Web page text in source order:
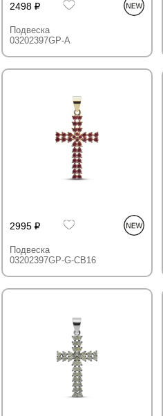
2498
Подвеска
03202397GP-A
2995
Подвеска
03202397GP-G-CB16